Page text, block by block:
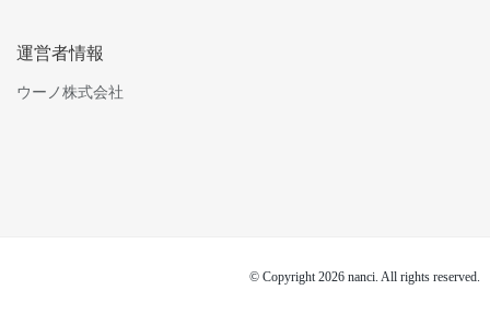
運営者情報
ウーノ株式会社
© Copyright 2026 nanci. All rights reserved.